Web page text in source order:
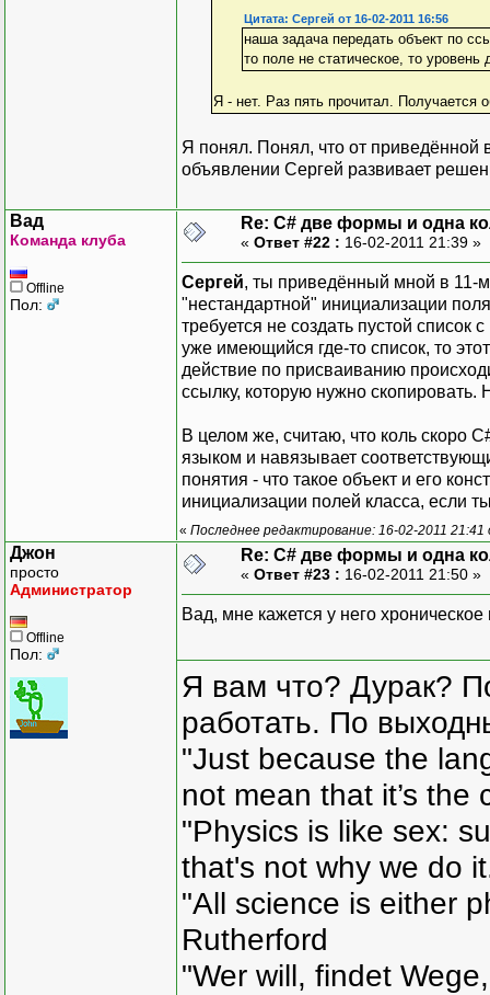
Цитата: Сергей от 16-02-2011 16:56
наша задача передать объект по
то поле не статическое, то
Я - нет. Раз пять прочитал. Получается
Я понял. Понял, что от приведённой
объявлении Сергей развивает
Вад
Команда клуба
Offline
Пол:
Re: C# две формы и одна
« Ответ #22 : 16-02-2011 21:39 »
Сергей, ты приведённый мной в 11-
"нестандартной" инициализации
требуется не создать пустой
уже имеющийся где-то список, то
действие по присваиванию
ссылку, которую нужно
В целом же, считаю, что коль скоро
языком и навязывает
понятия - что такое объект и его
инициализации полей класса, если
« Последнее редактирование: 16-02-2011
Джон
просто
Администратор
Offline
Пол:
Re: C# две формы и одна
« Ответ #23 : 16-02-2011 21:50 »
Вад, мне кажется у него
Я вам что? Дурак?
работать. По
"Just because the
not mean that it’s the
"Physics is like sex:
that's not why we do
"All science is either
Rutherford
"Wer will, findet